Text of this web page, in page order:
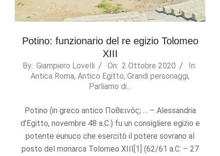
Potino: funzionario del re egizio Tolomeo
XIII
2020-
By: Giampiero Lovelli On: 2 Ottobre 2020
In:
Antica Roma, Antico Egitto, Grandi personaggi,
Parliamo di...
Potino (in greco antico Ποθεινός; … – Alessandria
d’Egitto, novembre 48 a.C.) fu un consigliere egizio e
potente eunuco che esercitò il potere sovrano al
posto del monarca Tolomeo XIII[1] (62/61 a.C. – 27